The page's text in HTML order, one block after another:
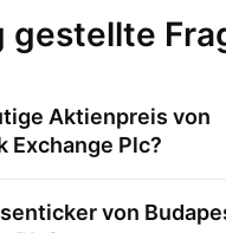
gestellte
Aktienpreis von
Exchange Plc?
von